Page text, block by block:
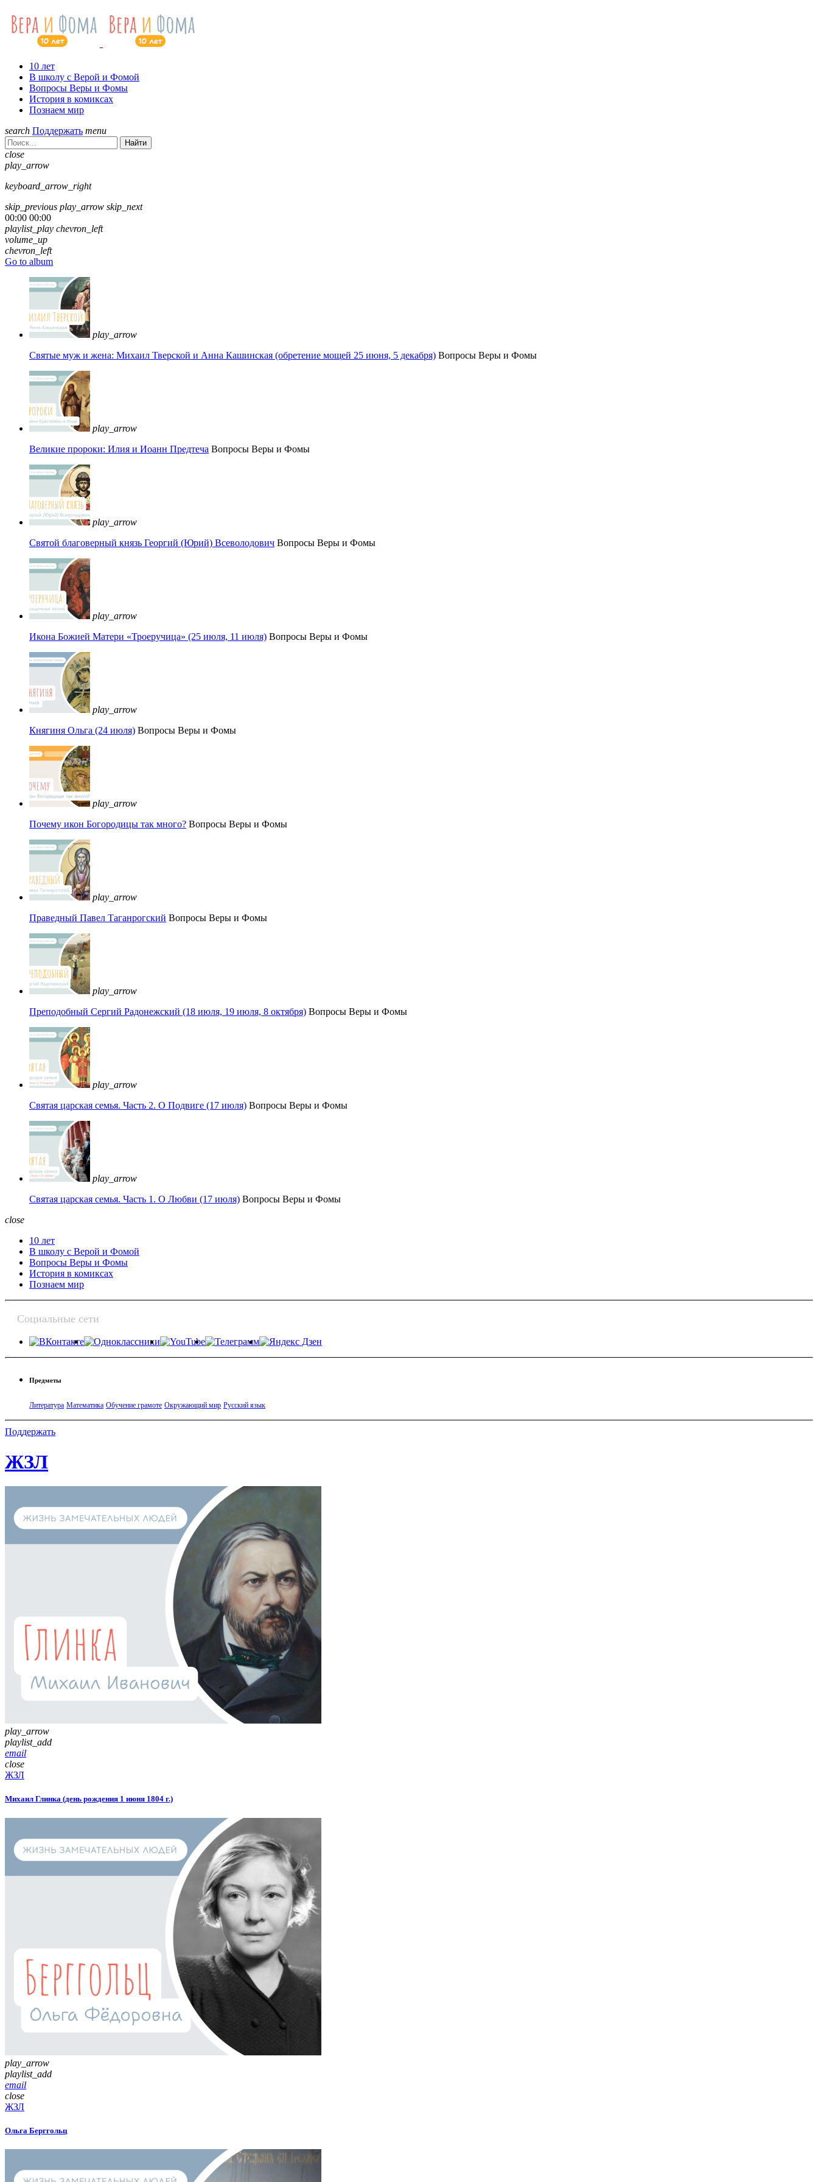
10 лет
В школу с Верой и Фомой
Вопросы Веры и Фомы
История в комиксах
Познаем мир
search Поддержать menu
Найти
close
play_arrow
keyboard_arrow_right
skip_previous play_arrow skip_next
00:00 00:00
playlist_play chevron_left
volume_up
chevron_left
Go to album
play_arrow
Святые муж и жена: Михаил Тверской и Анна Кашинская (обретение мощей 25 июня, 5 декабря) Вопросы Веры и Фомы
play_arrow
Великие пророки: Илия и Иоанн Предтеча Вопросы Веры и Фомы
play_arrow
Святой благоверный князь Георгий (Юрий) Всеволодович Вопросы Веры и Фомы
play_arrow
Икона Божией Матери «Троеручица» (25 июля, 11 июля) Вопросы Веры и Фомы
play_arrow
Княгиня Ольга (24 июля) Вопросы Веры и Фомы
play_arrow
Почему икон Богородицы так много? Вопросы Веры и Фомы
play_arrow
Праведный Павел Таганрогский Вопросы Веры и Фомы
play_arrow
Преподобный Сергий Радонежский (18 июля, 19 июля, 8 октября) Вопросы Веры и Фомы
play_arrow
Святая царская семья. Часть 2. О Подвиге (17 июля) Вопросы Веры и Фомы
play_arrow
Святая царская семья. Часть 1. О Любви (17 июля) Вопросы Веры и Фомы
close
10 лет
В школу с Верой и Фомой
Вопросы Веры и Фомы
История в комиксах
Познаем мир
Социальные сети
Предметы
Литература Математика Обучение грамоте Окружающий мир Русский язык
Поддержать
ЖЗЛ
play_arrow
playlist_add
email
close
ЖЗЛ
Михаил Глинка (день рождения 1 июня 1804 г.)
play_arrow
playlist_add
email
close
ЖЗЛ
Ольга Берггольц